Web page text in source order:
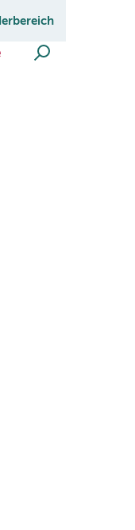
(current)Suche öffnen